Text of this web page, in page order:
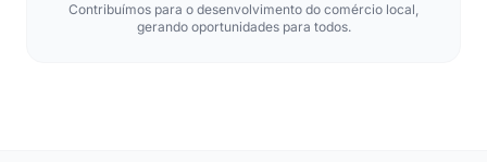
Contribuímos para o desenvolvimento do comércio local,
gerando oportunidades para todos.